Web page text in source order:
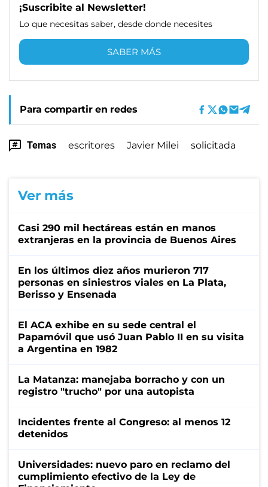
¡Suscribite al Newsletter!
Lo que necesitas saber, desde donde necesites
SABER MÁS
Para compartir en redes
Temas escritores Javier Milei solicitada
Ver más
Casi 290 mil hectáreas están en manos
extranjeras en la provincia de Buenos Aires
En los últimos diez años murieron 717
personas en siniestros viales en La Plata,
Berisso y Ensenada
El ACA exhibe en su sede central el
Papamóvil que usó Juan Pablo II en su visita
a Argentina en 1982
La Matanza: manejaba borracho y con un
registro "trucho" por una autopista
Incidentes frente al Congreso: al menos 12
detenidos
Universidades: nuevo paro en reclamo del
cumplimiento efectivo de la Ley de